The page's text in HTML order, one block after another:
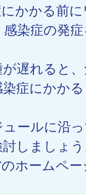
かかる前
染症の発
遅れると
症にかか
ールに沿
しましょ
ホームペ